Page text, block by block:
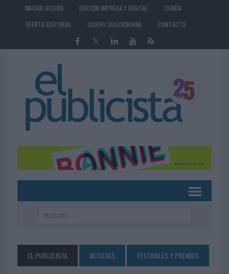
INICIAR SESIÓN EDICIÓN IMPRESA Y DIGITAL
TIENDA
OFERTA EDITORIAL
QUIERO SUSCRIBIRME CONTACTO
EL PUBLICISTA NOTICIAS FESTIVALES Y PREMIOS